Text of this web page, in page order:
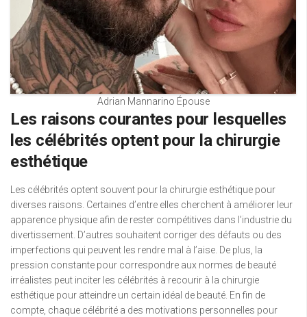
Adrian Mannarino Épouse
Les raisons courantes pour lesquelles
les célébrités optent pour la chirurgie
esthétique
Les célébrités optent souvent pour la chirurgie esthétique pour
diverses raisons. Certaines d’entre elles cherchent à améliorer leur
apparence physique afin de rester compétitives dans l’industrie du
divertissement. D’autres souhaitent corriger des défauts ou des
imperfections qui peuvent les rendre mal à l’aise. De plus, la
pression constante pour correspondre aux normes de beauté
irréalistes peut inciter les célébrités à recourir à la chirurgie
esthétique pour atteindre un certain idéal de beauté. En fin de
compte, chaque célébrité a des motivations personnelles pour